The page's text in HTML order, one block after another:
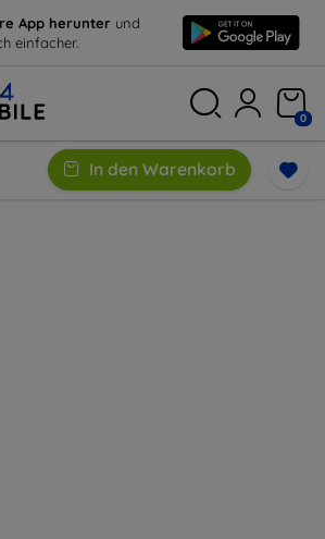
App herunter und
einfacher.
0
In den Warenkorb